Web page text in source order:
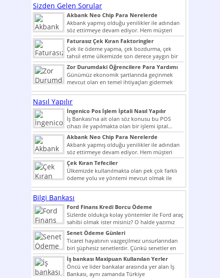
Sizden Gelen Sorular
Akbank Neo Chip Para Nerelerde
Kullanılır?
Akbank yapmış olduğu yenilikler ile adından
söz ettirmeye devam ediyor. Hem müşteri
potansiyelini arttırmak hem...
Faturasız Çek Kıran Faktoringler
Çek ile ödeme yapma, çek bozdurma, çek
tahsil etme ülkemizde son derece yaygın bir
şekilde...
Zor Durumdaki Öğrencilere Para Yardımı
Günümüz ekonomik şartlarında geçinmek
mevcut olan en temel ihtiyaçları gidermek
Nasıl Yapılır
İngenico Pos İşlem İptali Nasıl Yapılır
İş Bankası’na ait olan söz konusu bu POS
cihazı ile yapılmakta olan bir işlemi iptal...
Akbank Neo Chip Para Nerelerde
Kullanılır?
Akbank yapmış olduğu yenilikler ile adından
söz ettirmeye devam ediyor. Hem müşteri
potansiyelini arttırmak hem...
Çek Kıran Tefeciler
Ülkemizde kullanılmakta olan pek çok farklı
ödeme yolu ve yöntemi mevcut olmak ile
Bilgi Bankası
Ford Finans Kredi Borcu Ödeme
Sizlerde oldukça kolay yöntemler ile Ford araç
sahibi olmak ister misiniz? O halde yazımız
ilginizi...
Senet Ödeme Günleri
Ticaret hayatının vazgeçilmez unsurlarından
biri şüphesiz senetlerdir. Çünkü senetler en
çok kullanılan ödeme araçlarıdır. Taksitler...
İş bankası Maxipuan Kullanılan Yerler
Öncü ve lider bankalar arasında yer alan İş
Bankası, aynı zamanda Türkiye